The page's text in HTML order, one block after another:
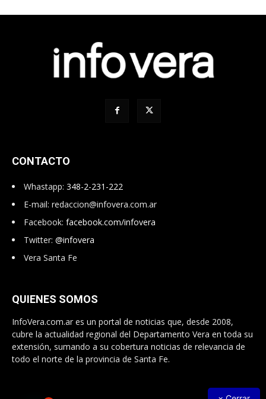
CONTACTO
Whastapp: 348-2-231-222
E-mail: redaccion@infovera.com.ar
Facebook: facebook.com/infovera
Twitter: @infovera
Vera Santa Fe
QUIENES SOMOS
InfoVera.com.ar es un portal de noticias que, desde 2008,
cubre la actualidad regional del Departamento Vera en toda su
extensión, sumando a su cobertura noticias de relevancia de
todo el norte de la provincia de Santa Fe.